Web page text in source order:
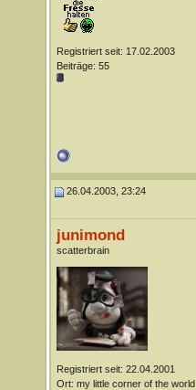
Registriert seit: 17.02.2003
Beiträge: 55
26.04.2003, 23:24
junimond
scatterbrain
Registriert seit: 22.04.2001
Ort: my little corner of the world